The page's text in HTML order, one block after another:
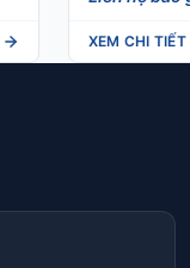
XEM CHI TIẾT